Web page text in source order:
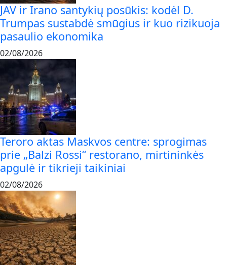
JAV ir Irano santykių posūkis: kodėl D.
Trumpas sustabdė smūgius ir kuo rizikuoja
pasaulio ekonomika
02/08/2026
Teroro aktas Maskvos centre: sprogimas
prie „Balzi Rossi“ restorano, mirtininkės
apgulė ir tikrieji taikiniai
02/08/2026